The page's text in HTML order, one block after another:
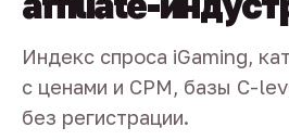
Индекс спроса iGaming,
с ценами и CPM, базы C-
без регистрации.